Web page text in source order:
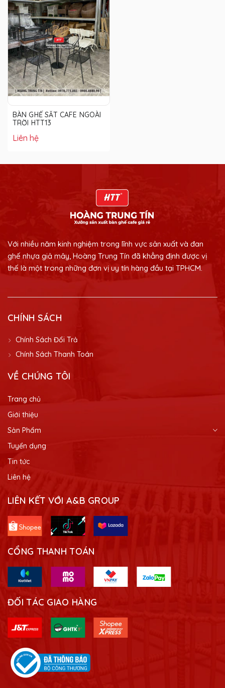
BÀN GHẾ SẮT CAFE NGOÀI
TRỜI HTT13
Liên hệ
Với nhiều năm kinh nghiệm trong lĩnh vực sản xuất và đan
ghế nhựa giả mây, Hoàng Trung Tín đã khẳng định được vị
thế là một trong những đơn vị uy tín hàng đầu tại TPHCM.
CHÍNH SÁCH
Chính Sách Đổi Trả
Chính Sách Thanh Toán
VỀ CHÚNG TÔI
Trang chủ
Giới thiệu
Sản Phẩm
Tuyển dụng
Tin tức
Liên hệ
LIÊN KẾT VỚI A&B GROUP
CỔNG THANH TOÁN
ĐỐI TÁC GIAO HÀNG